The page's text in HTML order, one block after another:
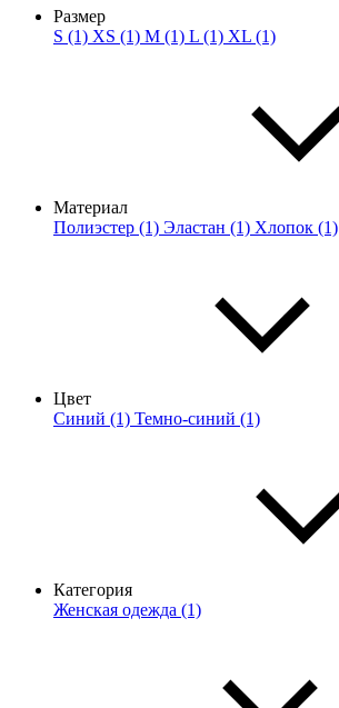
Размер
S (1) XS (1) M (1) L (1) XL (1)
Материал
Полиэстер (1) Эластан (1) Хлопок (1)
Цвет
Синий (1) Темно-синий (1)
Категория
Женская одежда (1)